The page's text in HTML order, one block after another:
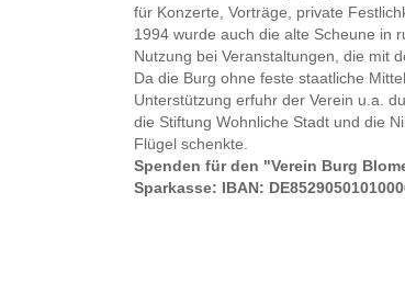
für Konzerte, Vorträge, private
1994 wurde auch die alte Scheune in
Nutzung bei Veranstaltungen, die mit
Da die Burg ohne feste staatliche
Unterstützung erfuhr der Verein u.a.
die Stiftung Wohnliche Stadt und die
Flügel schenkte.
Spenden für den "Verein Burg
Sparkasse: IBAN: